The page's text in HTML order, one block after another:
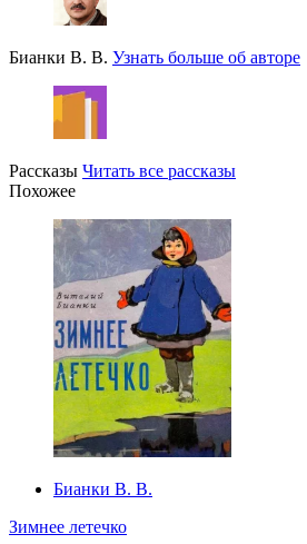
Бианки В. В. Узнать больше об авторе
Рассказы Читать все рассказы
Похожее
Бианки В. В.
Зимнее летечко